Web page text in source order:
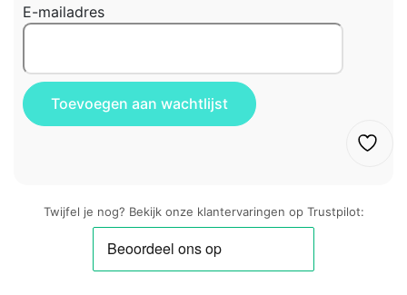
E-mailadres
Twijfel je nog? Bekijk onze klantervaringen op Trustpilot: